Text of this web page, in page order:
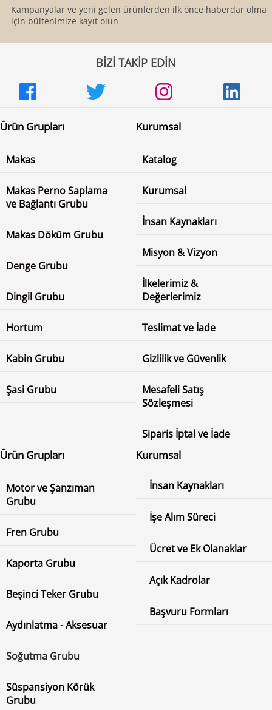
Kampanyalar ve yeni gelen ürünlerden ilk önce haberdar olmak
için bültenimize kayıt olun
BİZİ TAKİP EDİN
Ürün Grupları
Makas
Makas Perno Saplama
ve Bağlantı Grubu
Makas Döküm Grubu
Denge Grubu
Dingil Grubu
Hortum
Kabin Grubu
Şasi Grubu
Kurumsal
Katalog
Kurumsal
İnsan Kaynakları
Misyon & Vizyon
İlkelerimiz &
Değerlerimiz
Teslimat ve İade
Gizlilik ve Güvenlik
Mesafeli Satış
Sözleşmesi
Siparis İptal ve İade
Ürün Grupları
Motor ve Şanzıman
Grubu
Fren Grubu
Kaporta Grubu
Beşinci Teker Grubu
Aydınlatma - Aksesuar
Soğutma Grubu
Süspansiyon Körük
Grubu
Kurumsal
İnsan Kaynakları
İşe Alım Süreci
Ücret ve Ek Olanaklar
Açık Kadrolar
Başvuru Formları